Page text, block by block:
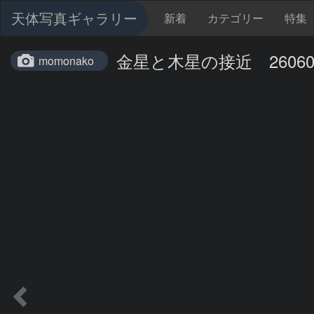
天体写真ギャラリー 新着 カテゴリー 特集
momonako 金星と木星の接近